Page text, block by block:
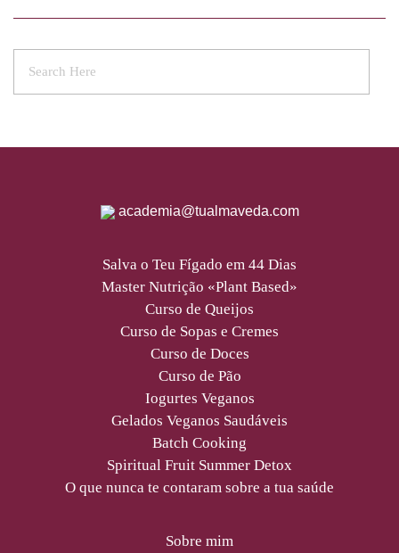
academia@tualmaveda.com
Salva o Teu Fígado em 44 Dias
Master Nutrição «Plant Based»
Curso de Queijos
Curso de Sopas e Cremes
Curso de Doces
Curso de Pão
Iogurtes Veganos
Gelados Veganos Saudáveis
Batch Cooking
Spiritual Fruit Summer Detox
O que nunca te contaram sobre a tua saúde
Sobre mim